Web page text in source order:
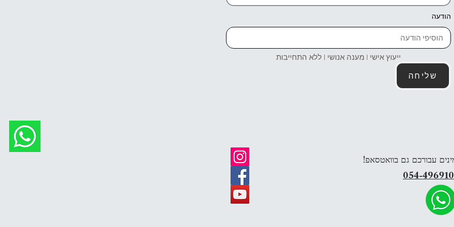
הודעה
ייעוץ אישי | מענה אנושי | ללא התחייבות
שליחה
עבורכם גם בוואטסאפ!
054-